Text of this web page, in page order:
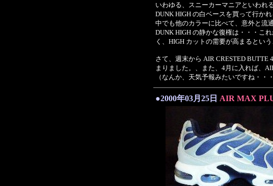
いわゆる、スニーカーマニアといわれ
DUNK HIGH の白ベースを買って行かれ
中でも他のカラーに比べて、意外と流
DUNK HIGH の静かな復権は・・・こ
く、HIGH カットの需要が高まるとい
さて、週末から AIR CRESTED
まりました。、また、4月に入れば、
（なんか、天気予報みたいですね・・
●2000年03月25日 AIR MAX